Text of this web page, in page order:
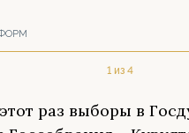
1 из 4
раз выборы в